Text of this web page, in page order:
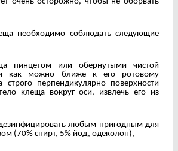
необходимо соблюдать следующие
пинцетом или обернутыми чистой
как можно ближе к его ротовому
перпендикулярно поверхности
клеща вокруг оси, извлечь его из
любым пригодным для
(70% спирт, 5% йод, одеколон),